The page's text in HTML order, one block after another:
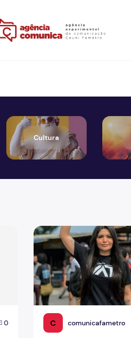
Cultura
ao Burnout
0
Universitários: Caminhos
C comunicafametro
A gente não quer só